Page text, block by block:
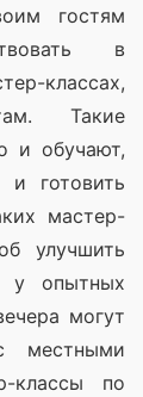
гостям
в
классах,
Такие
и обучают,
и готовить
мастер-
улучшить
у опытных
могут
местными
классы по